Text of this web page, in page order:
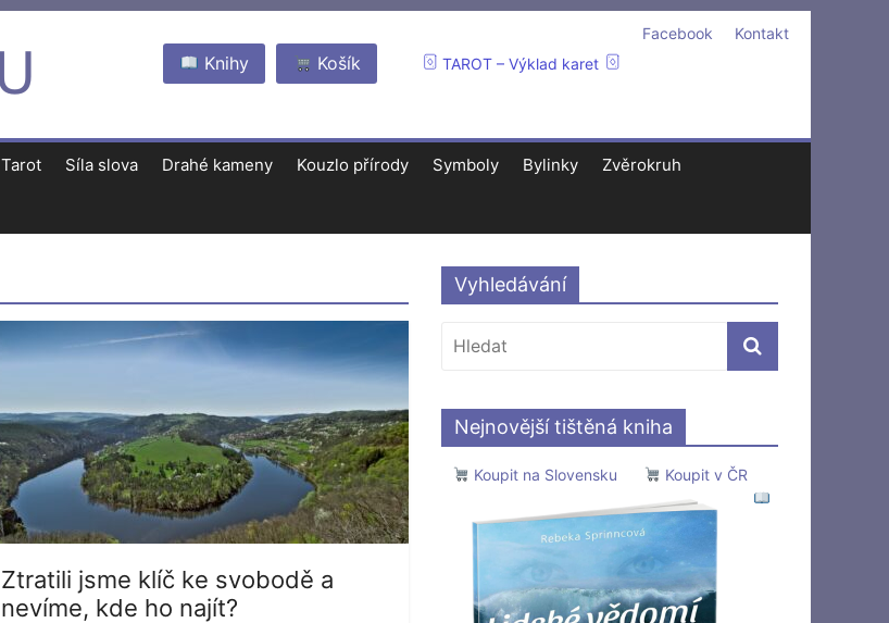
Kontakt
Facebook
TAROT – Výklad karet
Košík
Knihy
Tarot Síla slova Drahé kameny Kouzlo přírody Symboly Bylinky Zvěrokruh
Ztratili jsme klíč ke svobodě a
nevíme, kde ho najít?
Vyhledávání
Nejnovější tištěná kniha
Koupit na Slovensku Koupit v ČR